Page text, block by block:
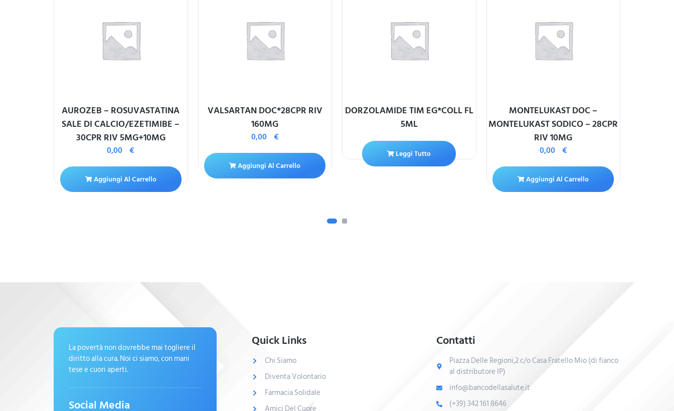
AUROZEB – ROSUVASTATINA
SALE DI CALCIO/EZETIMIBE –
30CPR RIV 5MG+10MG
0,00€
Aggiungi Al Carrello
VALSARTAN DOC*28CPR RIV
160MG
0,00 €
Aggiungi Al Carrello
DORZOLAMIDE TIM EG*COLL FL
5ML
Leggi Tutto
MONTELUKAST DOC –
MONTELUKAST SODICO – 28CPR
RIV 10MG
0,00 €
Aggiungi Al Carrello
La povertà non dovrebbe mai togliere il
diritto alla cura. Noi ci siamo, con mani
tese e cuori aperti.
Social Media
Quick Links
Chi Siamo
Diventa Volontario
Farmacia Solidale
Contatti
Piazza Delle Regioni,2 c/o Casa Fratello Mio (di fianco
al distributore IP)
info@bancodellasalute.it
(+39) 342 161 8646